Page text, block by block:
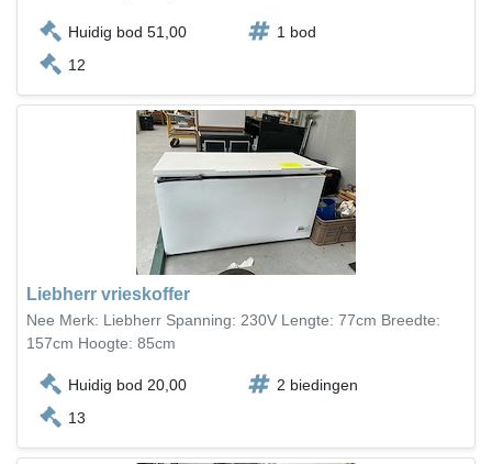
Huidig bod 51,00
1 bod
12
Liebherr vrieskoffer
Nee Merk: Liebherr Spanning: 230V Lengte: 77cm Breedte:
157cm Hoogte: 85cm
Huidig bod 20,00
2 biedingen
13